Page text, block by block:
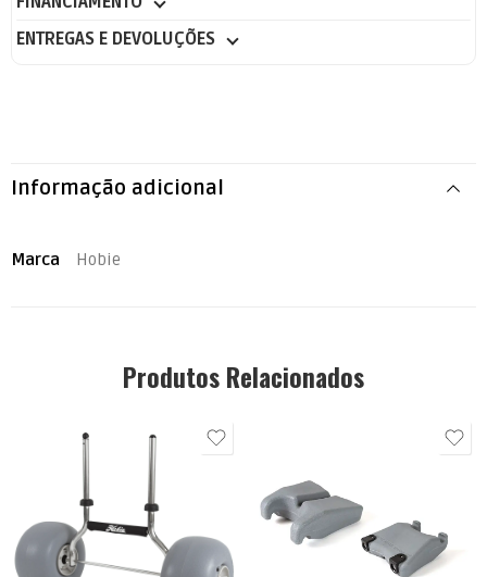
ENTREGAS E DEVOLUÇÕES
Informação adicional
Marca Hobie
Produtos Relacionados